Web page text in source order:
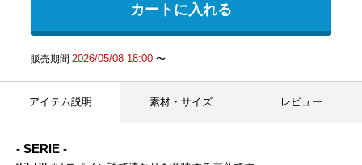
カートに入れる
販売期間 2026/05/08 18:00〜
アイテム説明 素材・サイズ レビュー
- SERIE -